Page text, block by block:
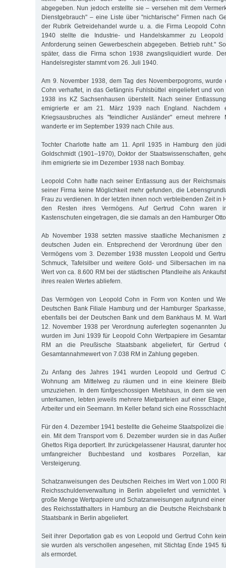
abgegeben. Nun jedoch erstellte sie – versehen mit dem
Dienstgebrauch" – eine Liste über "nichtarische" Firmen nach
der Rubrik Getreidehandel wurde u. a. die Firma Leopold
1940 stellte die Industrie- und Handelskammer zu
Anforderung seinen Gewerbeschein abgegeben. Betrieb ruht."
später, dass die Firma schon 1938 zwangsliquidiert wurde.
Handelsregister stammt vom 26. Juli 1940.
Am 9. November 1938, dem Tag des Novemberpogroms,
Cohn verhaftet, in das Gefängnis Fuhlsbüttel eingeliefert und
1938 ins KZ Sachsenhausen überstellt. Nach seiner
emigrierte er am 21. März 1939 nach England. Nachdem
Kriegsausbruches als "feindlicher Ausländer" erneut mehrere
wanderte er im September 1939 nach Chile aus.
Tochter Charlotte hatte am 11. April 1935 in Hamburg den
Goldschmidt (1901–1970), Doktor der Staatswissenschaften,
ihm emigrierte sie im Dezember 1938 nach Bombay.
Leopold Cohn hatte nach seiner Entlassung aus der
seiner Firma keine Möglichkeit mehr gefunden, die
Frau zu verdienen. In der letzten ihnen noch verbleibenden Zeit in
den Resten ihres Vermögens. Auf Gertrud Cohn waren
Kastenschuten eingetragen, die sie damals an den Hamburger
Ab November 1938 setzten massive staatliche Mechanismen
deutschen Juden ein. Entsprechend der Verordnung über den
Vermögens vom 3. Dezember 1938 mussten Leopold und
Schmuck, Tafelsilber und weitere Gold- und Silbersachen im
Wert von ca. 8.600 RM bei der städtischen Pfandleihe als
ihres realen Wertes abliefern.
Das Vermögen von Leopold Cohn in Form von Konten und
Deutschen Bank Filiale Hamburg und der Hamburger
ebenfalls bei der Deutschen Bank und dem Bankhaus M. M.
12. November 1938 per Verordnung auferlegten sogenannten
wurden im Juni 1939 für Leopold Cohn Wertpapiere im
RM an die Preußische Staatsbank abgeliefert, für Gertrud
Gesamtannahmewert von 7.038 RM in Zahlung gegeben.
Zu Anfang des Jahres 1941 wurden Leopold und Gertrud
Wohnung am Mittelweg zu räumen und in eine kleinere
umzuziehen. In dem fünfgeschossigen Mietshaus, in dem sie
unterkamen, lebten jeweils mehrere Mietparteien auf einer
Arbeiter und ein Seemann. Im Keller befand sich eine
Für den 4. Dezember 1941 bestellte die Geheime Staatspolizei
ein. Mit dem Transport vom 6. Dezember wurden sie in das
Ghettos Riga deportiert. Ihr zurückgelassener Hausrat, darunter
umfangreicher Buchbestand und kostbares Porzellan,
Versteigerung.
Schatzanweisungen des Deutschen Reiches im Wert von 1.000
Reichsschuldenverwaltung in Berlin abgeliefert und vernichtet.
große Menge Wertpapiere und Schatzanweisungen aufgrund
des Reichsstatthalters in Hamburg an die Deutsche Reichsbank
Staatsbank in Berlin abgeliefert.
Seit ihrer Deportation gab es von Leopold und Gertrud Cohn
sie wurden als verschollen angesehen, mit Stichtag Ende 1945
als ermordet.